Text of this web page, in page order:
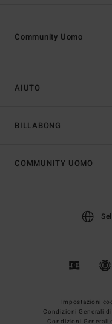
AIUTO
BILLABONG
Community Uomo
COMMUNITY UOMO
Impostazioni
Condizioni Generali
Condizioni Generali